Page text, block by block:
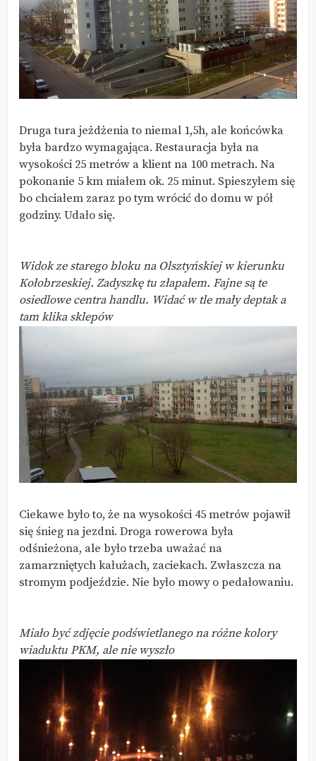
Druga tura jeżdżenia to niemal 1,5h, ale końcówka
była bardzo wymagająca. Restauracja była na
wysokości 25 metrów a klient na 100 metrach. Na
pokonanie 5 km miałem ok. 25 minut. Spieszyłem się
bo chciałem zaraz po tym wrócić do domu w pół
godziny. Udało się.
Widok ze starego bloku na Olsztyńskiej w kierunku
Kołobrzeskiej. Zadyszkę tu złapałem. Fajne są te
osiedlowe centra handlu. Widać w tle mały deptak a
tam klika sklepów
Ciekawe było to, że na wysokości 45 metrów pojawił
się śnieg na jezdni. Droga rowerowa była
odśnieżona, ale było trzeba uważać na
zamarzniętych kałużach, zaciekach. Zwłaszcza na
stromym podjeździe. Nie było mowy o pedałowaniu.
Miało być zdjęcie podświetlanego na różne kolory
wiaduktu PKM, ale nie wyszło